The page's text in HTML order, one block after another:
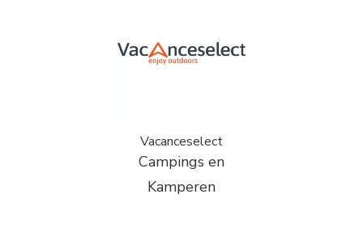
Vacanceselect
Campings en
Kamperen